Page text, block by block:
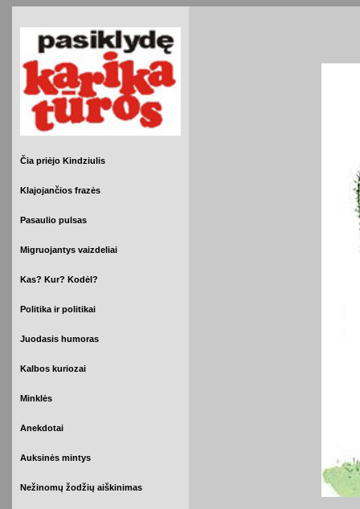
Čia priėjo Kindziulis
Klajojančios frazės
Pasaulio pulsas
Migruojantys vaizdeliai
Kas? Kur? Kodėl?
Politika ir politikai
Juodasis humoras
Kalbos kuriozai
Minklės
Anekdotai
Auksinės mintys
Nežinomų žodžių aiškinimas